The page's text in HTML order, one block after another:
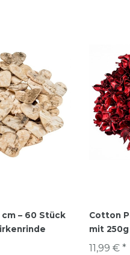
– 60 Stück
Cotton
mit
11,99 € *